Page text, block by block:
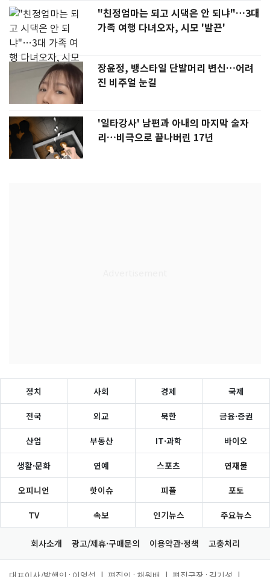
"친정엄마는 되고 시댁은 안 되냐"…3대
가족 여행 다녀오자, 시모 '발끈'
장윤정, 뱅스타일 단발머리 변신…어려
진 비주얼 눈길
'일타강사' 남편과 아내의 마지막 술자
리…비극으로 끝나버린 17년
정치 사회 경제 국제
전국 외교 북한 금융·증권
산업 부동산 IT·과학 바이오
생활·문화 연예 스포츠 연재물
오피니언 핫이슈 피플 포토
TV 속보 인기뉴스 주요뉴스
회사소개 광고/제휴·구매문의 이용약관·정책 고충처리